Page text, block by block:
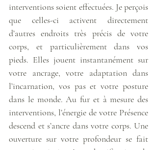
interventions soient effectuées. Je perçois
que celles-ci activent directement
d’autres endroits très précis de votre
corps, et particulièrement dans vos
pieds. Elles jouent instantanément sur
votre ancrage, votre adaptation dans
l’incarnation, vos pas et votre posture
dans le monde. Au fur et à mesure des
interventions, l’énergie de votre Présence
descend et s’ancre dans votre corps. Une
ouverture sur votre profondeur se fait